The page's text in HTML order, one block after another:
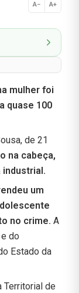
A− A+
Normal
mulher foi
quase 100
de 21
na cabeça,
industrial.
um
no crime. A
do
Estado da
Territorial de